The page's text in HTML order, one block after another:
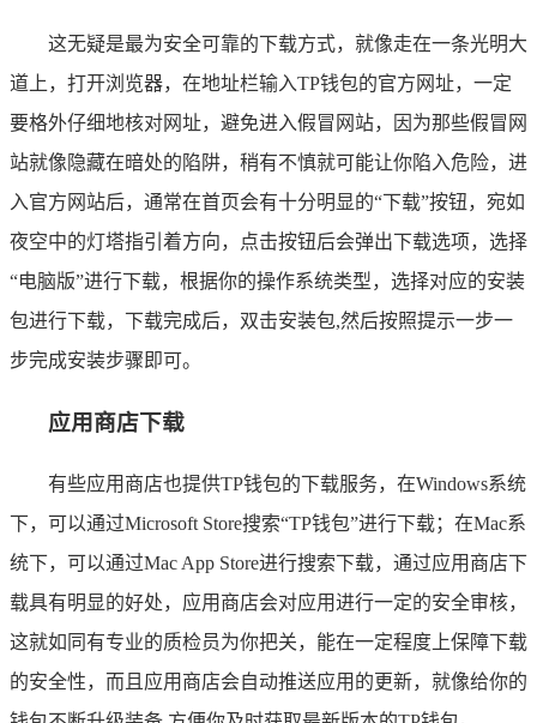
这无疑是最为安全可靠的下载方式，就像走在一条光明大
道上，打开浏览器，在地址栏输入TP钱包的官方网址，一定
要格外仔细地核对网址，避免进入假冒网站，因为那些假冒网
站就像隐藏在暗处的陷阱，稍有不慎就可能让你陷入危险，进
入官方网站后，通常在首页会有十分明显的“下载”按钮，宛如
夜空中的灯塔指引着方向，点击按钮后会弹出下载选项，选择
“电脑版”进行下载，根据你的操作系统类型，选择对应的安装
包进行下载，下载完成后，双击安装包,然后按照提示一步一
步完成安装步骤即可。
应用商店下载
有些应用商店也提供TP钱包的下载服务，在Windows系统
下，可以通过Microsoft Store搜索“TP钱包”进行下载；在Mac系
统下，可以通过Mac App Store进行搜索下载，通过应用商店下
载具有明显的好处，应用商店会对应用进行一定的安全审核，
这就如同有专业的质检员为你把关，能在一定程度上保障下载
的安全性，而且应用商店会自动推送应用的更新，就像给你的